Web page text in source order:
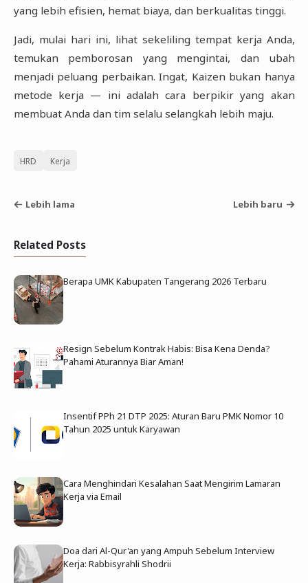
yang lebih efisien, hemat biaya, dan berkualitas tinggi.
Jadi, mulai hari ini, lihat sekeliling tempat kerja Anda,
temukan pemborosan yang mengintai, dan ubah
menjadi peluang perbaikan. Ingat, Kaizen bukan hanya
metode kerja — ini adalah cara berpikir yang akan
membuat Anda dan tim selalu selangkah lebih maju.
HRD Kerja
Lebih lama Lebih baru
Related Posts
Berapa UMK Kabupaten Tangerang 2026 Terbaru
Resign Sebelum Kontrak Habis: Bisa Kena Denda?
Pahami Aturannya Biar Aman!
Insentif PPh 21 DTP 2025: Aturan Baru PMK Nomor 10
Tahun 2025 untuk Karyawan
Cara Menghindari Kesalahan Saat Mengirim Lamaran
Kerja via Email
Doa dari Al-Qur'an yang Ampuh Sebelum Interview
Kerja: Rabbisyrahli Shodrii